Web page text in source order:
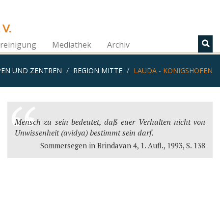
Mediathek Archiv
UND ZENTREN REGION MITTE LAUDA - KÖNIGSHOFEN
Mensch zu sein bedeutet, daß euer Verhalten nicht von
Unwissenheit (avidya) bestimmt sein darf.
Sommersegen in Brindavan 4, 1. Aufl., 1993, S. 138